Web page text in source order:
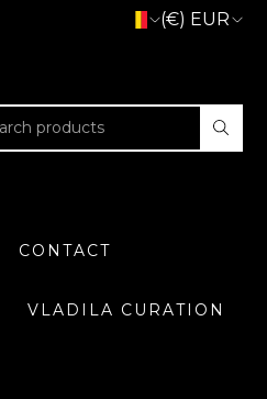
(€) EUR
CONTACT
VLADILA CURATION